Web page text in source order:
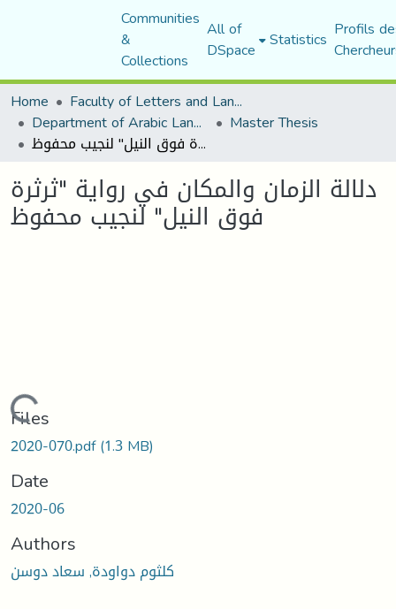
Communities
&
Collections
All of
DSpace Statistics Profils
Home
Faculty of Letters and Languages
Department of Arabic Language and Literature Master Thesis
دلالة الزمان والمكان في رواية "ثرثرة فوق النيل" لنجيب محفوظ
دلالة الزمان والمكان في رواية "ثرثرة
فوق النيل" لنجيب محفوظ
Loading...
Files
2020-070.pdf(1.3 MB)
Date
2020-06
Authors
كلثوم دواودة, سعاد دوسن